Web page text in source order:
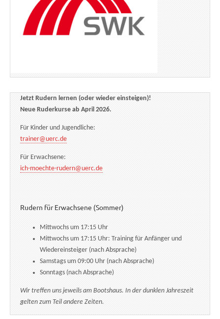
Jetzt Rudern lernen (oder wieder einsteigen)!
Neue Ruderkurse ab April 2026.
Für Kinder und Jugendliche:
trainer@uerc.de
Für Erwachsene:
ich-moechte-rudern@uerc.de
Rudern für Erwachsene (Sommer)
Mittwochs um 17:15 Uhr
Mittwochs um 17:15 Uhr: Training für Anfänger und
Wiedereinsteiger (nach Absprache)
Samstags um 09:00 Uhr (nach Absprache)
Sonntags (nach Absprache)
Wir treffen uns jeweils am Bootshaus. In der dunklen Jahreszeit
gelten zum Teil andere Zeiten.